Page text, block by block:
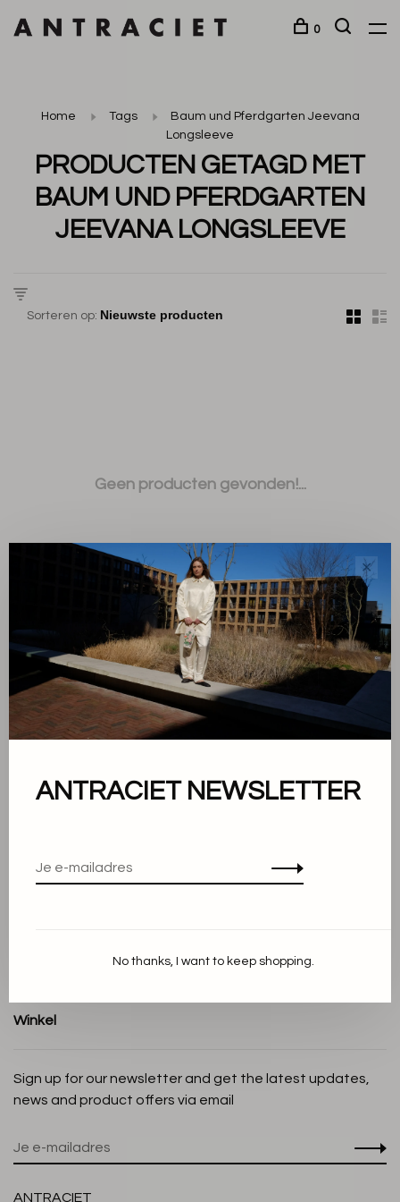
0
Home Tags
Baum und Pferdgarten Jeevana
Longsleeve
PRODUCTEN GETAGD MET
BAUM UND PFERDGARTEN
JEEVANA LONGSLEEVE
Sorteren op:
Geen producten gevonden!...
Sorteren op:
Toon 1 - 0 van 0
Privacy Policy
Verzenden en Retourneren
Winkel
Sign up for our newsletter and get the latest updates,
news and product offers via email
ANTRACIET
✕
ANTRACIET NEWSLETTER
No thanks, I want to keep shopping.